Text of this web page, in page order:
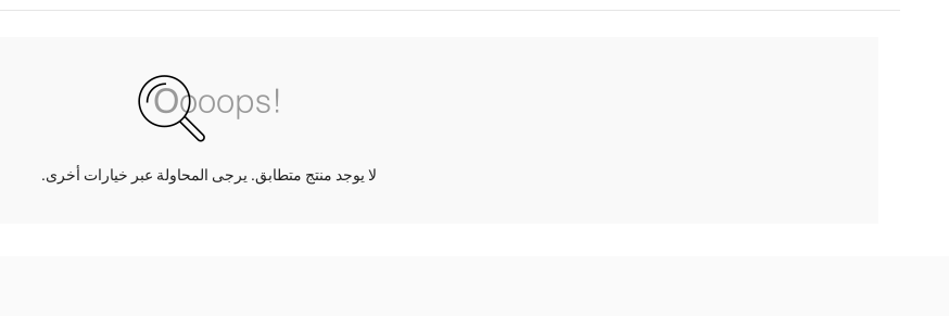
لا يوجد منتج متطابق. يرجى المحاولة عبر خيارات أخرى.